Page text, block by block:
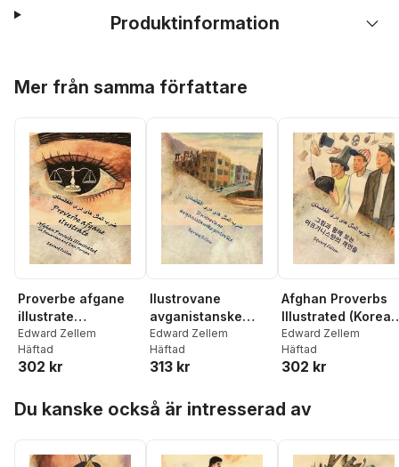
Produktinformation
Mer från samma författare
Proverbe afgane
illustrate
(Romanian Edition):
Afghan Proverbs in
Romanian and Dari
Edward Zellem
Häftad
302 kr
Ilustrovane
avganistanske
poslovice
Edward Zellem
Häftad
313 kr
Afghan Proverbs
Illustrated (Korean
Edition): Afghan
Proverbs in
and Dari Persian
Edward Zellem
Häftad
302 kr
Du kanske också är intresserad av